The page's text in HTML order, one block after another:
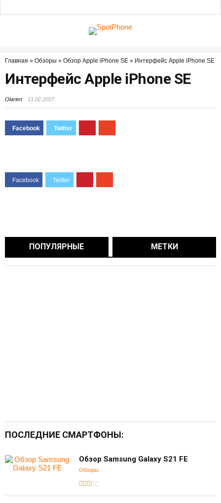
Главная » Обзоры » Обзор Apple iPhone SE » Интерфейс Apple iPhone SE
Интерфейс Apple iPhone SE
Olarien 11.02.2017
ПОПУЛЯРНЫЕ МЕТКИ
ПОСЛЕДНИЕ СМАРТФОНЫ:
Обзор Samsung Galaxy S21 FE
Обзоры